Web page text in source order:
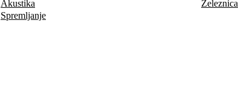
Akustika
Spremljanje
Železnica